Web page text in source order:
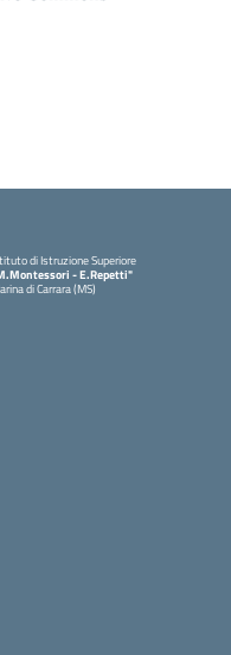
di Istruzione Superiore
- E.Repetti"
di Carrara (MS)